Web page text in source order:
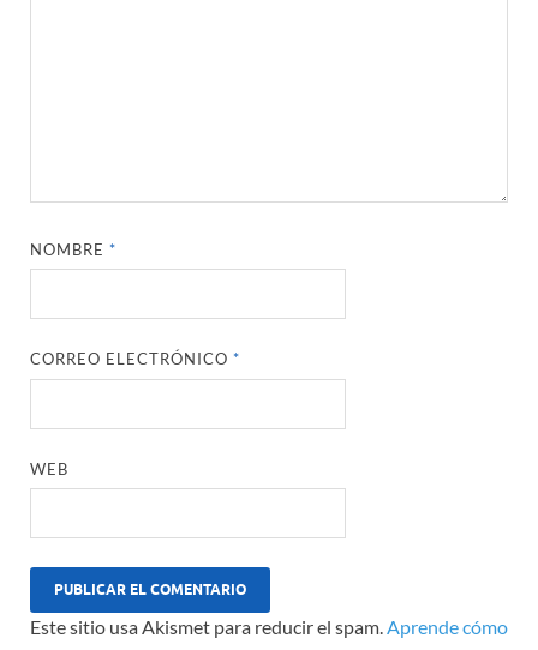
NOMBRE*
CORREO ELECTRÓNICO*
WEB
Este sitio usa Akismet para reducir el spam.Aprende cómo